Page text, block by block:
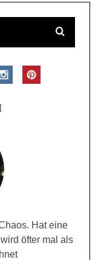
Hat eine
öfter mal als